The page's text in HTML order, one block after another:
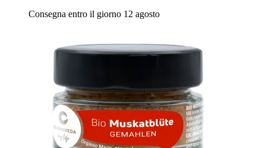
Consegna entro il giorno 12 agosto